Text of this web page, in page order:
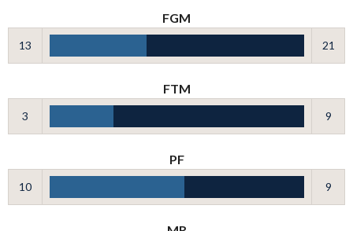
FGM
13 21
FTM
3 9
PF
10 9